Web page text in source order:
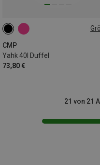
CMP
Yahk 40l Duffel
73,80 €
40L
21 von 21